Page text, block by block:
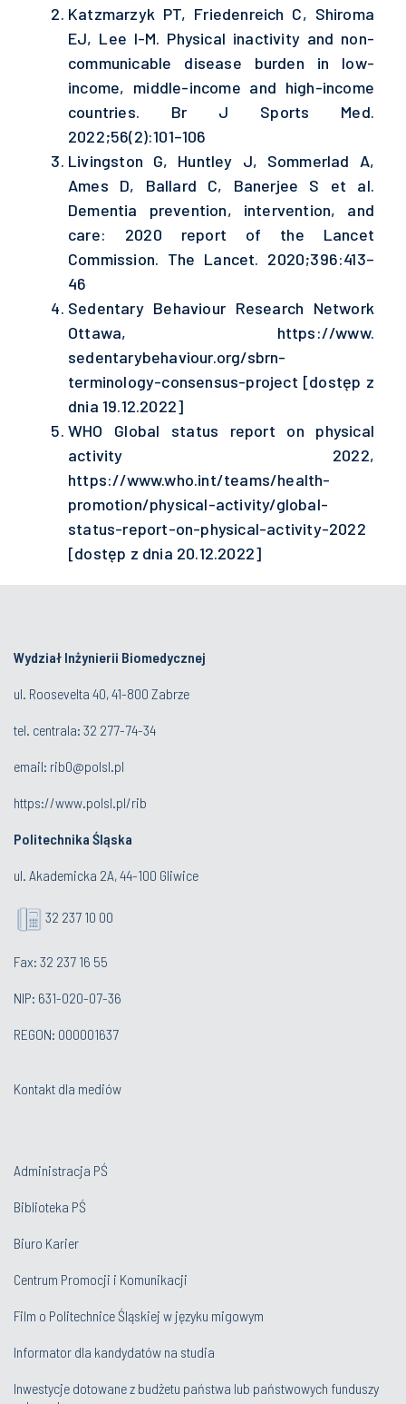
Katzmarzyk PT, Friedenreich C, Shiroma
EJ, Lee I-M. Physical inactivity and non-
communicable disease burden in low-
income, middle-income and high-income
countries. Br J Sports Med.
2022;56(2):101–106
Livingston G, Huntley J, Sommerlad A,
Ames D, Ballard C, Banerjee S et al.
Dementia prevention, intervention, and
care: 2020 report of the Lancet
Commission. The Lancet. 2020;396:413–
46
Sedentary Behaviour Research Network
Ottawa, https://www.
sedentarybehaviour.org/sbrn-
terminology-consensus-project [dostęp z
dnia 19.12.2022]
WHO Global status report on physical
activity 2022,
https://www.who.int/teams/health-
promotion/physical-activity/global-
status-report-on-physical-activity-2022
[dostęp z dnia 20.12.2022]
Wydział Inżynierii Biomedycznej
ul. Roosevelta 40, 41-800 Zabrze
tel. centrala: 32 277-74-34
email: rib0@polsl.pl
https://www.polsl.pl/rib
Politechnika Śląska
ul. Akademicka 2A, 44-100 Gliwice
32 237 10 00
Fax: 32 237 16 55
NIP: 631-020-07-36
REGON: 000001637
Kontakt dla mediów
Administracja PŚ
Biblioteka PŚ
Biuro Karier
Centrum Promocji i Komunikacji
Film o Politechnice Śląskiej w języku migowym
Informator dla kandydatów na studia
Inwestycje dotowane z budżetu państwa lub państwowych funduszy